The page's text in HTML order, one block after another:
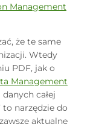
Management
że te same
Wtedy
PDF, jak o
Management
całej
narzędzie do
aktualne